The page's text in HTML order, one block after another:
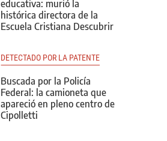
educativa: murió la
histórica directora de la
Escuela Cristiana Descubrir
DETECTADO POR LA PATENTE
Buscada por la Policía
Federal: la camioneta que
apareció en pleno centro de
Cipolletti